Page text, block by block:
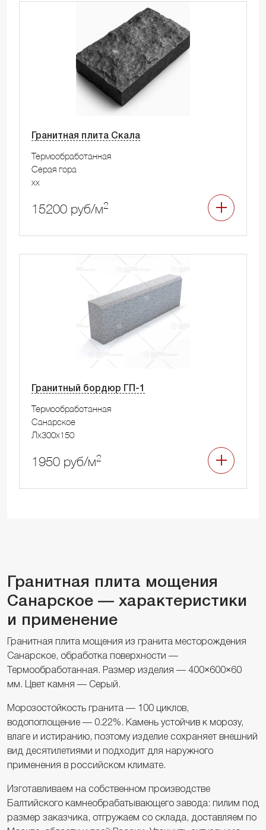
Гранитная плита Скала
Термообработанная
Серая гора
xx
15200 руб/м2
Гранитный бордюр ГП-1
Термообработанная
Санарское
Лx300x150
1950 руб/м2
Гранитная плита мощения
Санарское — характеристики
и применение
Гранитная плита мощения из гранита месторождения
Санарское, обработка поверхности —
Термообработанная. Размер изделия — 400×600×60
мм. Цвет камня — Серый.
Морозостойкость гранита — 100 циклов,
водопоглощение — 0.22%. Камень устойчив к морозу,
влаге и истиранию, поэтому изделие сохраняет внешний
вид десятилетиями и подходит для наружного
применения в российском климате.
Изготавливаем на собственном производстве
Балтийского камнеобрабатывающего завода: пилим под
размер заказчика, отгружаем со склада, доставляем по